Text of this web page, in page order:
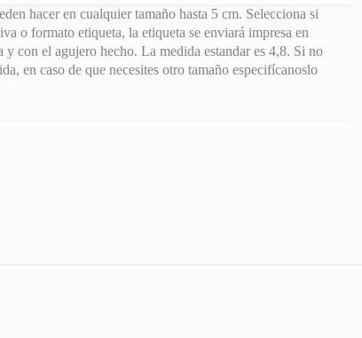
hacer en cualquier tamaño hasta 5 cm. Selecciona si
o formato etiqueta, la etiqueta se enviará impresa en
y con el agujero hecho. La medida estandar es 4,8. Si no
en caso de que necesites otro tamaño especifícanoslo